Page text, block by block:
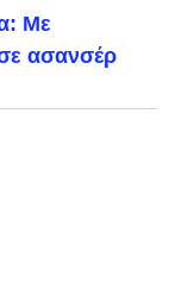
Με
ασανσέρ